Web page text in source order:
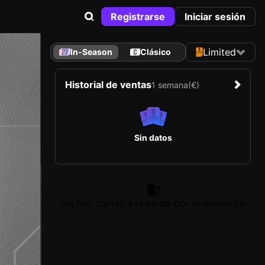
Registrarse Iniciar sesión
In-Season Clásico Limited
Historial de ventas1 semana(€)
Sin datos